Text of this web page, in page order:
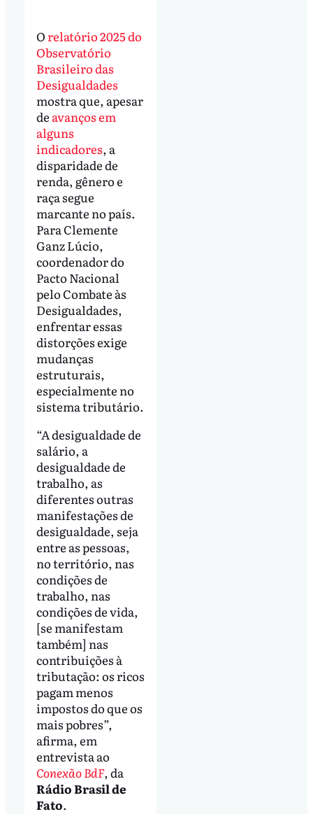
O relatório 2025 do
Observatório
Brasileiro das
Desigualdades
mostra que, apesar
de avanços em
alguns
indicadores, a
disparidade de
renda, gênero e
raça segue
marcante no país.
Para Clemente
Ganz Lúcio,
coordenador do
Pacto Nacional
pelo Combate às
Desigualdades,
enfrentar essas
distorções exige
mudanças
estruturais,
especialmente no
sistema tributário.
“A desigualdade de
salário, a
desigualdade de
trabalho, as
diferentes outras
manifestações de
desigualdade, seja
entre as pessoas,
no território, nas
condições de
trabalho, nas
condições de vida,
[se manifestam
também] nas
contribuições à
tributação: os ricos
pagam menos
impostos do que os
mais pobres”,
afirma, em
entrevista ao
Conexão BdF, da
Rádio Brasil de
Fato.